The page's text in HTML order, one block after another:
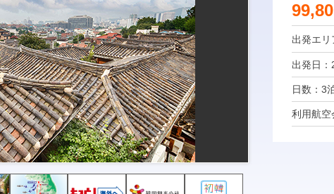
出発エリ
出発日
日数：3
利用航空